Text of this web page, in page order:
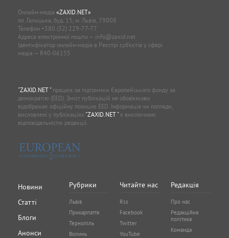
Онлайн-медіа «ZAXID.NET»
пл. Галицька, буд. 15, м. Львів, 79008
Телефон +380 (32) 229-77-77
Адреса електронної пошти — info@zaxid.net
Ідентифікатор онлайн-медіа в Реєстрі суб'єктів у сфері
медіа — R40-06155
"ZAXID.NET "працює за підтримки Європейського фонду за
демократію (EED). Зміст публікацій не обов’язково
відображає офіційну позицію EED. Інформація чи погляди,
висловлені у публікаціях "ZAXID.NET "є виключною
відповідальністю редакції.
Новини
Статті
Блоги
Анонси
Рубрики
Львів
Прикарпаття
Тернопіль
Волинь
Читайте нас
Rss
Facebook
Twitter
YouTube
Редакція
Про нас
Редакційна
політика
Команда